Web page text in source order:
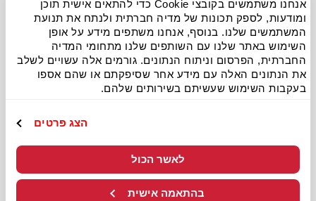
אנחנו משתמשים בקובצי Cookie כדי להתאים אישית תוכן
ומודעות, לספק תכונות של מדיה חברתית ולנתח את תנועת
המשתמשים שלנו. בנוסף, אנחנו משתפים מידע על אופן
השימוש באתר שלנו עם השותפים שלנו מתחומי המדיה
החברתית, הפרסום וניתוח הנתונים. גורמים אלה עשויים לשלב
את הנתונים האלה עם מידע אחר שסיפקתם או שהם אספו
בעקבות השימוש שעשיתם בשירותים שלהם.
הצג פרטים
לאשר הכול
בהתאמה אישית
אופקים